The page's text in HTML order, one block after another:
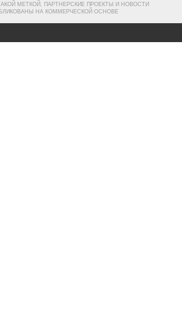
МЕТКОЙ, ПАРТНЕРСКИЕ ПРОЕКТЫ И НОВОСТИ
НА КОММЕРЧЕСКОЙ ОСНОВЕ